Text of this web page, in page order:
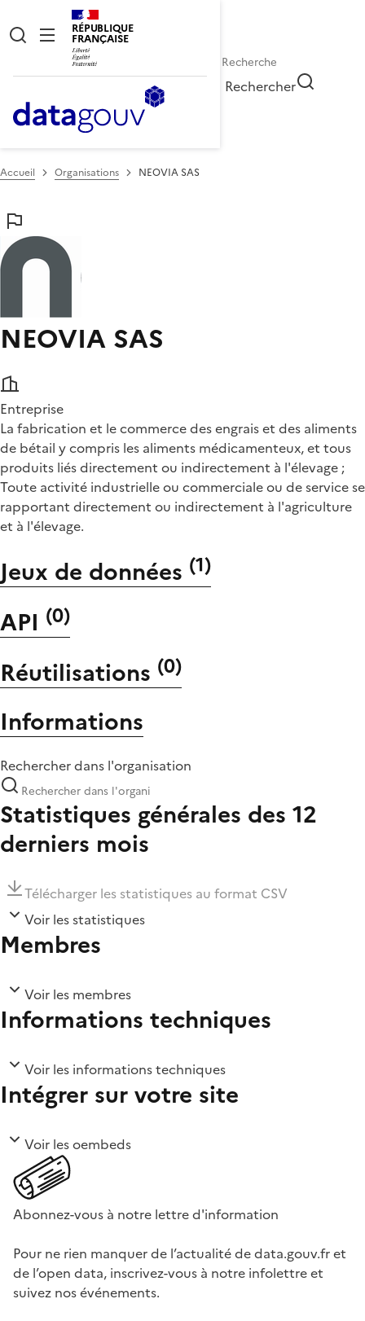
RÉPUBLIQUE
FRANÇAISE
Rechercher
Accueil Organisations NEOVIA SAS
NEOVIA SAS
Entreprise
La fabrication et le commerce des engrais et des aliments
de bétail y compris les aliments médicamenteux, et tous
produits liés directement ou indirectement à l'élevage ;
Toute activité industrielle ou commerciale ou de service se
rapportant directement ou indirectement à l'agriculture
et à l'élevage.
Jeux de données (1)
API (0)
Réutilisations (0)
Informations
Rechercher dans l'organisation
Statistiques générales des 12
derniers mois
Télécharger les statistiques au format CSV
Voir les statistiques
Membres
Voir les membres
Informations techniques
Voir les informations techniques
Intégrer sur votre site
Voir les oembeds
Abonnez-vous à notre lettre d'information
Pour ne rien manquer de l’actualité de data.gouv.fr et
de l’open data, inscrivez-vous à notre infolettre et
suivez nos événements.